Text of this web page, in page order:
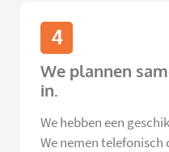
4
We plannen
in.
We hebben een
We nemen